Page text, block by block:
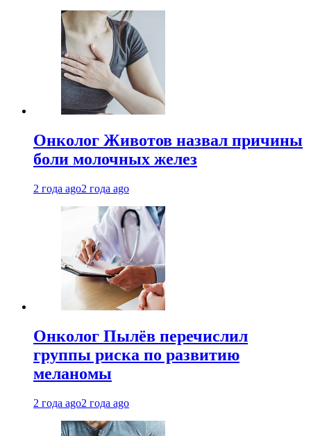
Онколог Животов назвал причины
боли молочных желез
2 года ago2 года ago
Онколог Пылёв перечислил
группы риска по развитию
меланомы
2 года ago2 года ago